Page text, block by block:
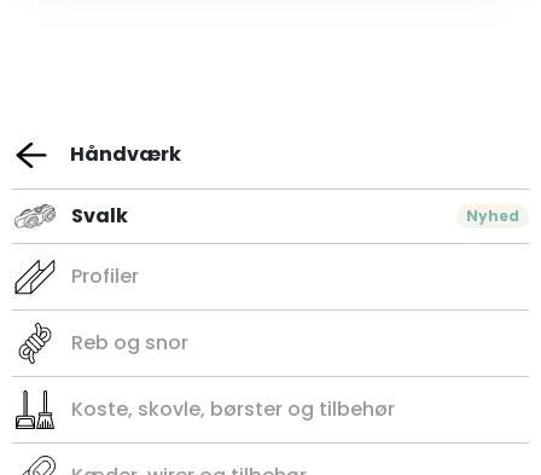
Håndværk
Svalk Nyhed
Profiler
Reb og snor
Koste, skovle, børster og tilbehør